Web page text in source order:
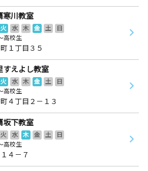
寒川教室
火 水 木 金 土
日
高校生
１丁目３５
すえよし教室
火 水 木 金 土
日
高校生
４丁目２－１３
坂下教室
火 水 木 金 土
日
高校生
４－７